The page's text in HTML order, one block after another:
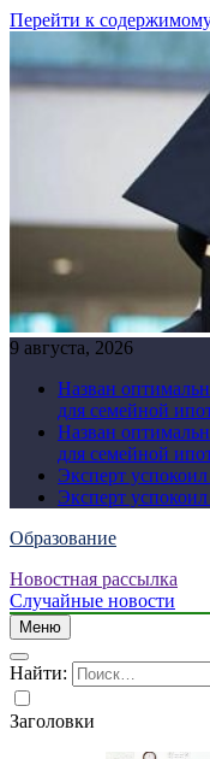
Перейти к
9 августа, 2026
Назван
для семейной
Назван
для семейной
Эксперт
Эксперт
Образование
Новостная рассылка
Случайные новости
Меню
Найти:
Заголовки